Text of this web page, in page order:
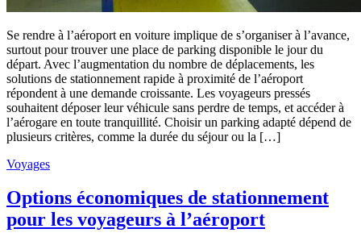
Se rendre à l’aéroport en voiture implique de s’organiser à l’avance,
surtout pour trouver une place de parking disponible le jour du
départ. Avec l’augmentation du nombre de déplacements, les
solutions de stationnement rapide à proximité de l’aéroport
répondent à une demande croissante. Les voyageurs pressés
souhaitent déposer leur véhicule sans perdre de temps, et accéder à
l’aérogare en toute tranquillité. Choisir un parking adapté dépend de
plusieurs critères, comme la durée du séjour ou la […]
Voyages
Options économiques de stationnement
pour les voyageurs à l’aéroport